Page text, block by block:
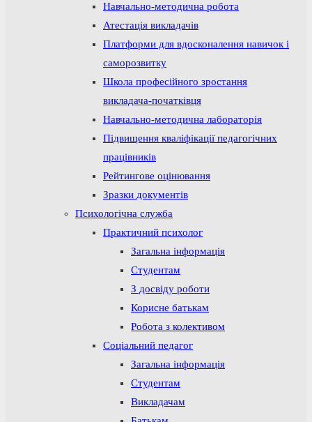
Навчально-методична робота
Атестація викладачів
Платформи для вдосконалення навичок і
саморозвитку
Школа професійного зростання
викладача-початківця
Навчально-методична лабораторія
Підвищення кваліфікації педагогічних
працівників
Рейтингове оцінювання
Зразки документів
Психологічна служба
Практичний психолог
Загальна інформація
Студентам
З досвіду роботи
Корисне батькам
Робота з колективом
Соціальний педагог
Загальна інформація
Студентам
Викладачам